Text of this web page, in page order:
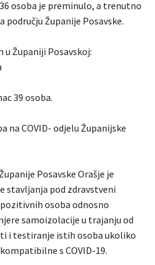
osoba je preminulo, a trenutno
području Županije Posavske.
Županiji Posavskoj:
39 osoba.
na COVID- odjelu Županijske
Posavske Orašje je
stavljanja pod zdravstveni
osoba odnosno
samoizolacije u trajanju od
i testiranje istih osoba ukoliko
s COVID-19.